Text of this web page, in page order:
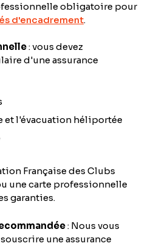
obligatoire pour
d'encadrement.
: vous devez
d'une assurance
et l'évacuation héliportée
Française des Clubs
une carte professionnelle
garanties.
: Nous vous
une assurance